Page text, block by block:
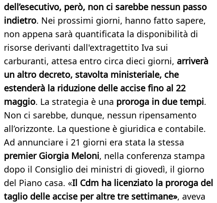
dell’esecutivo, però, non ci sarebbe nessun passo
indietro. Nei prossimi giorni, hanno fatto sapere,
non appena sarà quantificata la disponibilità di
risorse derivanti dall'extragettito Iva sui
carburanti, attesa entro circa dieci giorni, arriverà
un altro decreto, stavolta ministeriale, che
estenderà la riduzione delle accise fino al 22
maggio. La strategia è una proroga in due tempi.
Non ci sarebbe, dunque, nessun ripensamento
all’orizzonte. La questione è giuridica e contabile.
Ad annunciare i 21 giorni era stata la stessa
premier Giorgia Meloni, nella conferenza stampa
dopo il Consiglio dei ministri di giovedì, il giorno
del Piano casa. «Il Cdm ha licenziato la proroga del
taglio delle accise per altre tre settimane», aveva